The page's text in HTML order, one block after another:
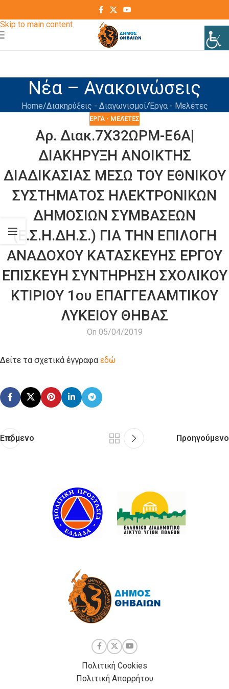
Skip to main content
Νέα – Ανακοινώσεις
Home Διακηρύξεις - Διαγωνισμοί Έργα - Μελέτες
ΈΡΓΑ - ΜΕΛΈΤΕΣ
Αρ. Διακ.7Χ32ΩΡΜ-Ε6Α|
ΔΙΑΚΗΡΥΞΗ ΑΝΟΙΚΤΗΣ
ΔΙΑΔΙΚΑΣΙΑΣ ΜΕΣΩ ΤΟΥ ΕΘΝΙΚΟΥ
ΣΥΣΤΗΜΑΤΟΣ ΗΛΕΚΤΡΟΝΙΚΩΝ
ΔΗΜΟΣΙΩΝ ΣΥΜΒΑΣΕΩΝ
(Ε.Σ.Η.ΔΗ.Σ.) ΓΙΑ ΤΗΝ ΕΠΙΛΟΓΗ
ΑΝΑΔΟΧΟΥ ΚΑΤΑΣΚΕΥΗΣ ΕΡΓΟΥ
ΕΠΙΣΚΕΥΗ ΣΥΝΤΗΡΗΣΗ ΣΧΟΛΙΚΟΥ
ΚΤΙΡΙΟΥ 1ου ΕΠΑΓΓΕΛΑΜΤΙΚΟΥ
ΛΥΚΕΙΟΥ ΘΗΒΑΣ
On 05/04/2019
Δείτε τα σχετικά έγγραφα εδώ
Επόμενο Προηγούμενο
Πολιτική Cookies
Πολιτική Απορρήτου